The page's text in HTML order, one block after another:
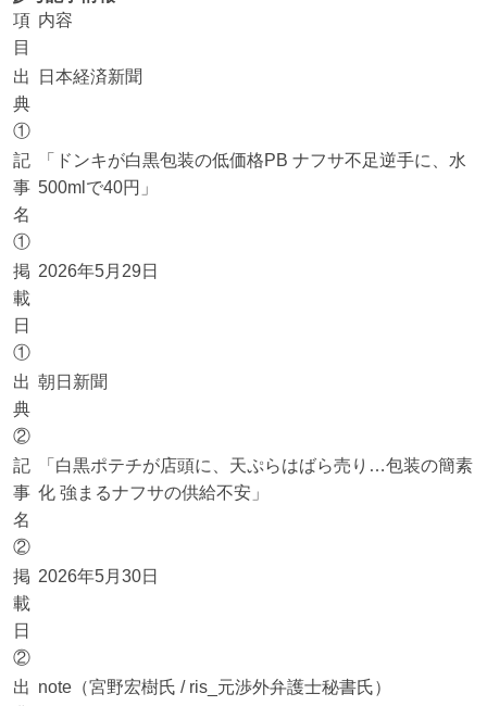
項
目
内容
出
典
①
日本経済新聞
記
事
名
①
「ドンキが白黒包装の低価格PB ナフサ不足逆手に、水
500mlで40円」
掲
載
日
①
2026年5月29日
出
典
②
朝日新聞
記
事
名
②
「白黒ポテチが店頭に、天ぷらはばら売り…包装の簡素
化 強まるナフサの供給不安」
掲
載
日
②
2026年5月30日
出 note（宮野宏樹氏 / ris_元渉外弁護士秘書氏）